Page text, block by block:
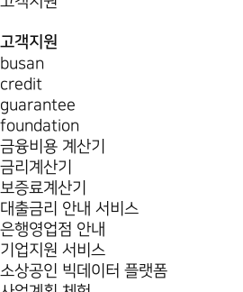
고객지원
busan
credit
guarantee
foundation
금융비용 계산기
금리계산기
보증료계산기
대출금리 안내 서비스
은행영업점 안내
기업지원 서비스
소상공인 빅데이터 플랫폼